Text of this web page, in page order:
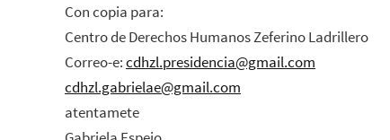
Con copia para:
Centro de Derechos Humanos Zeferino Ladrillero
Correo-e:cdhzl.presidencia@gmail.com
cdhzl.gabrielae@gmail.com
atentamete